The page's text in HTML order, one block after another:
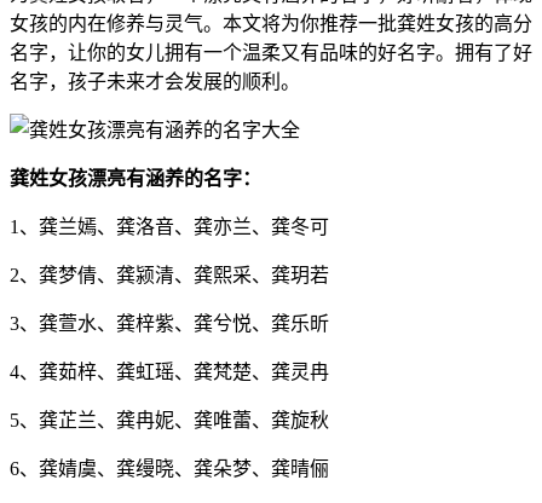
女孩的内在修养与灵气。本文将为你推荐一批龚姓女孩的高分
名字，让你的女儿拥有一个温柔又有品味的好名字。拥有了好
名字，孩子未来才会发展的顺利。
龚姓女孩漂亮有涵养的名字：
1、龚兰嫣、龚洛音、龚亦兰、龚冬可
2、龚梦倩、龚颍清、龚熙采、龚玥若
3、龚萱水、龚梓紫、龚兮悦、龚乐昕
4、龚茹梓、龚虹瑶、龚梵楚、龚灵冉
5、龚芷兰、龚冉妮、龚唯蕾、龚旋秋
6、龚婧虞、龚缦晓、龚朵梦、龚晴俪